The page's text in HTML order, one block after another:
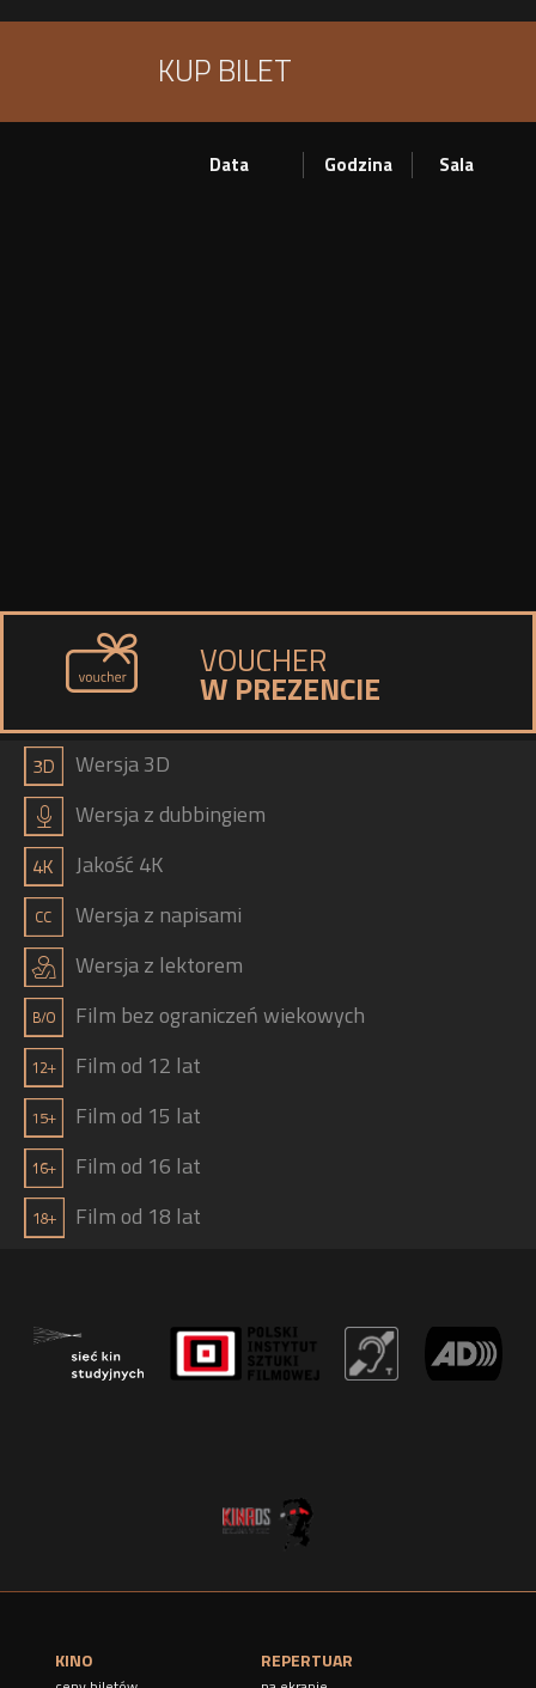
KUP BILET
Data Godzina Sala
VOUCHER
W PREZENCIE
a Wersja 3D
h Wersja z dubbingiem
b Jakość 4K
g Wersja z napisami
j Wersja z lektorem
Film bez ograniczeń wiekowych
Film od 12 lat
Film od 15 lat
Film od 16 lat
Film od 18 lat
KINO REPERTUAR